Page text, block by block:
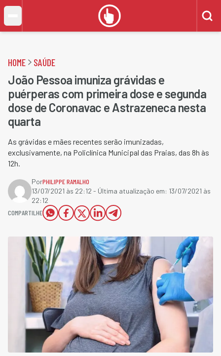
HOME SAÚDE
João Pessoa imuniza grávidas e
puérperas com primeira dose e segunda
dose de Coronavac e Astrazeneca nesta
quarta
As grávidas e mães recentes serão imunizadas,
exclusivamente, na Policlínica Municipal das Praias, das 8h às
12h.
PorPHILIPPE RAMALHO
13/07/2021 às 22:12 - Última atualização em: 13/07/2021 às
22:12
COMPARTILHE